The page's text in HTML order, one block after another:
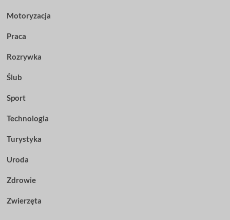
Motoryzacja
Praca
Rozrywka
Ślub
Sport
Technologia
Turystyka
Uroda
Zdrowie
Zwierzęta